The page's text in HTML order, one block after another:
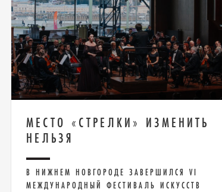
МЕСТО «СТРЕЛКИ» ИЗМЕНИТЬ
НЕЛЬЗЯ
В НИЖНЕМ НОВГОРОДЕ ЗАВЕРШИЛСЯ VI
МЕЖДУНАРОДНЫЙ ФЕСТИВАЛЬ ИСКУССТВ